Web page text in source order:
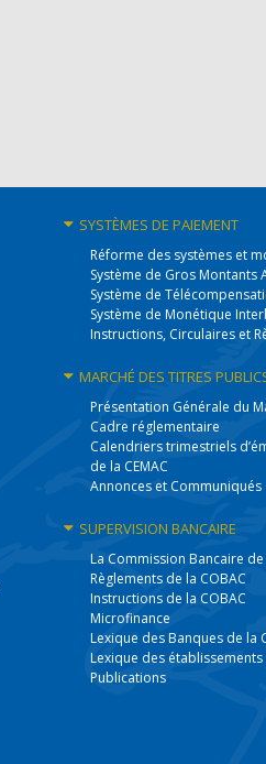
SYSTÈMESDE PAIEMENT
Réforme des systèmes et
Système de Gros Montants
Système de
Système de Monétique
Instructions, Circulaires et
MARCHÉ DESTITRES
Présentation Générale du
Cadre réglementaire
Calendriers trimestriels
de la CEMAC
Annonces et Communiqués
SUPERVISIONBANCAIRE
La Commission Bancaire
Règlements de la COBAC
Instructions de la COBAC
Microfinance
Lexique des Banques de la
Lexique des
Publications